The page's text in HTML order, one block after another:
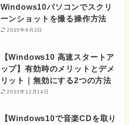
Windows10パソコンでスクリ
ーンショットを撮る操作方法
2025年8月2日
【Windows10 高速スタートア
ップ】有効時のメリットとデメ
リット｜無効にする2つの方法
2023年12月14日
【Windows10で音楽CDを取り